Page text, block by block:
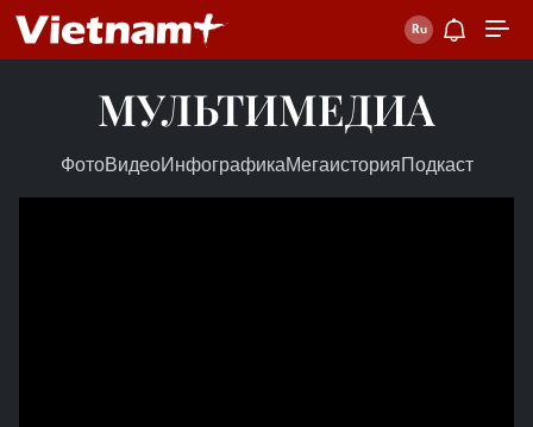
МУЛЬТИМЕДИА
ФотоВидеоИнфографикаМегаисторияПодкаст